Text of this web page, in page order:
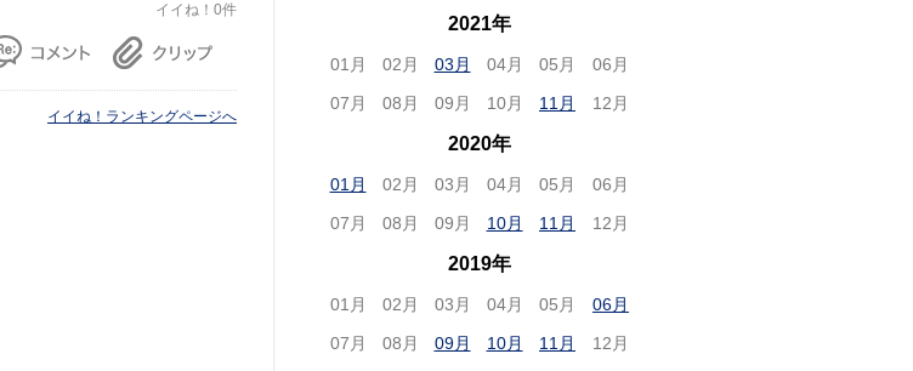
イイね！0件
イイね！ランキングページへ
2021年
01月 02月 03月 04月 05月
06月
07月
08月 09月 10月 11月 12月
2020年
01月 02月 03月 04月 05月
06月
07月
08月 09月 10月 11月 12月
2019年
01月 02月 03月 04月 05月
06月
07月
08月 09月 10月 11月 12月